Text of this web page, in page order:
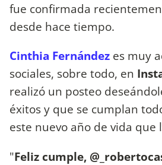
fue confirmada
desde hace tiempo.
Cinthia Fernández es muy
sociales, sobre todo, en
realizó un posteo
éxitos y que se cumplan
este nuevo año de vida que
"Feliz cumple,